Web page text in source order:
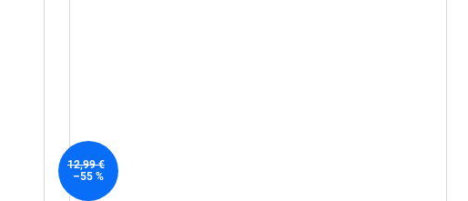
12,99 €
–55 %